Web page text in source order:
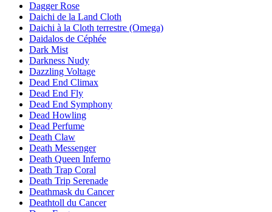
Dagger Rose
Daichi de la Land Cloth
Daichi à la Cloth terrestre (Omega)
Daidalos de Céphée
Dark Mist
Darkness Nudy
Dazzling Voltage
Dead End Climax
Dead End Fly
Dead End Symphony
Dead Howling
Dead Perfume
Death Claw
Death Messenger
Death Queen Inferno
Death Trap Coral
Death Trip Serenade
Deathmask du Cancer
Deathtoll du Cancer